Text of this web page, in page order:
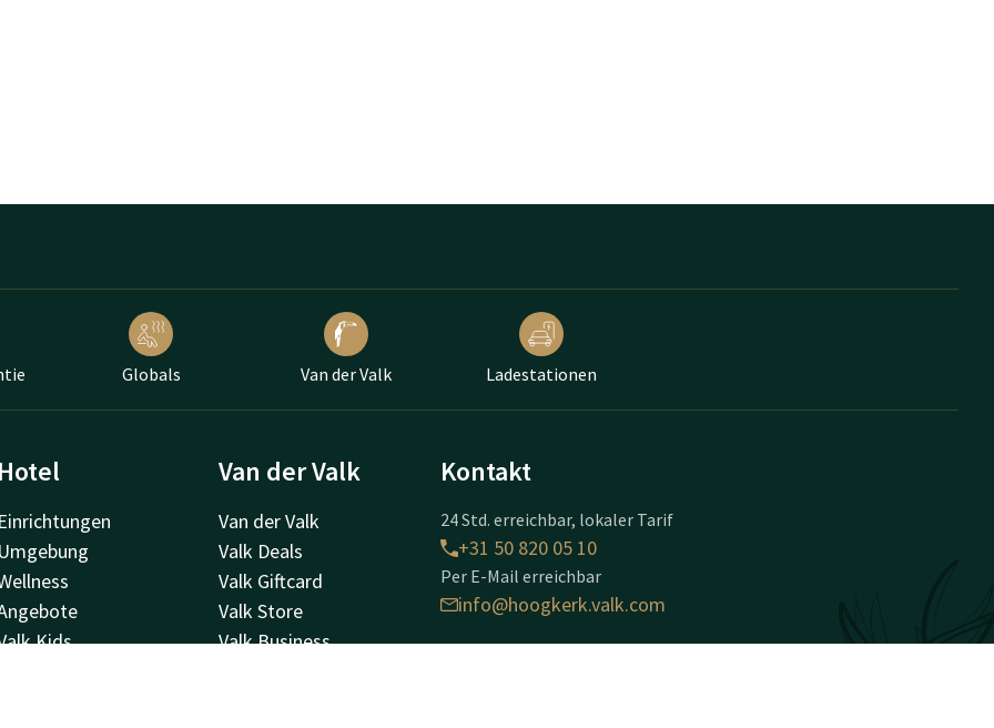
Globals Van der Valk Ladestationen
Hotel
Einrichtungen
Umgebung
Kids
Van der Valk
Van der Valk
Valk Deals
Valk Giftcard
Valk Store
Valk Business
Kontakt
24 Std. erreichbar, lokaler Tarif
+31 50 820 05 10
Per E-Mail erreichbar
info@hoogkerk.valk.com